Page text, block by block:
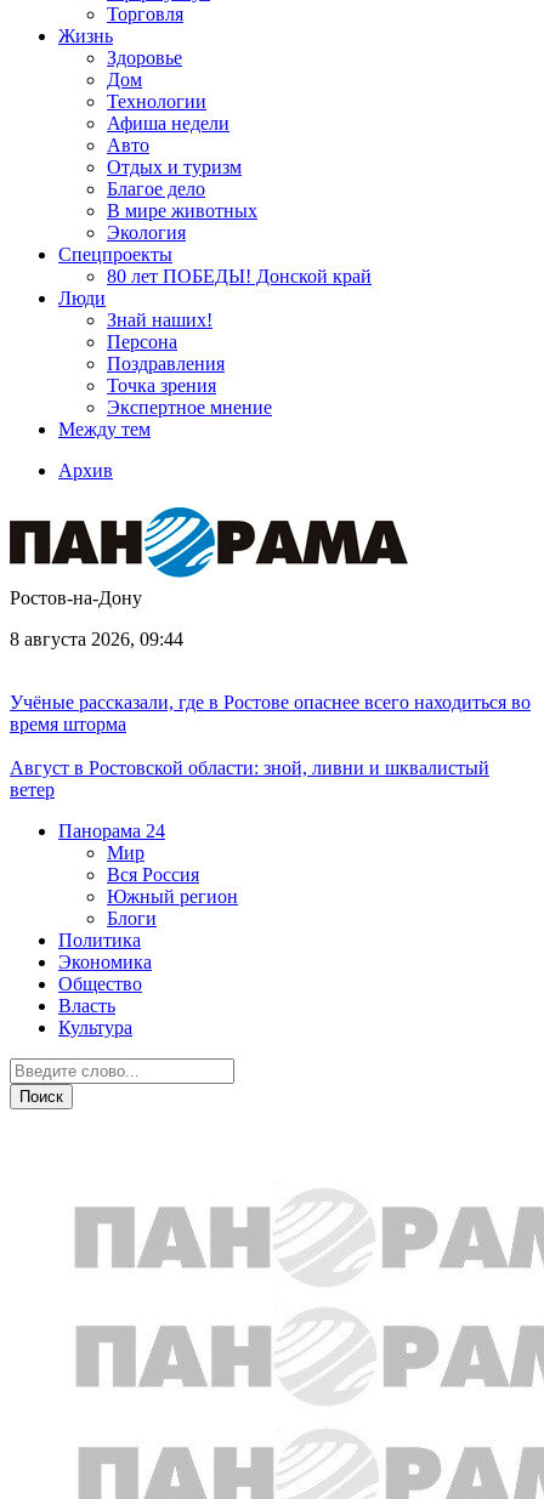
Торговля
Жизнь
Здоровье
Дом
Технологии
Афиша недели
Авто
Отдых и туризм
Благое дело
В мире животных
Экология
Спецпроекты
80 лет ПОБЕДЫ! Донской край
Люди
Знай наших!
Персона
Поздравления
Точка зрения
Экспертное мнение
Между тем
Архив
Ростов-на-Дону
8 августа 2026, 09:44
Учёные рассказали, где в Ростове опаснее всего находиться во
время шторма
Август в Ростовской области: зной, ливни и шквалистый
ветер
Панорама 24
Мир
Вся Россия
Южный регион
Блоги
Политика
Экономика
Общество
Власть
Культура